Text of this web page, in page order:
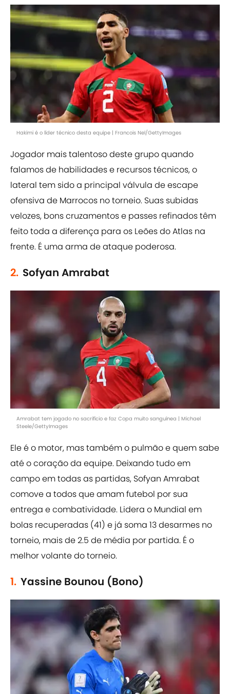
Hakimi é o líder técnico desta equipe | Francois Nel/GettyImages
Jogador mais talentoso deste grupo quando
falamos de habilidades e recursos técnicos, o
lateral tem sido a principal válvula de escape
ofensiva de Marrocos no torneio. Suas subidas
velozes, bons cruzamentos e passes refinados têm
feito toda a diferença para os Leões do Atlas na
frente. É uma arma de ataque poderosa.
2. Sofyan Amrabat
Amrabat tem jogado no sacrifício e faz Copa muito sanguínea | Michael
Steele/GettyImages
Ele é o motor, mas também o pulmão e quem sabe
até o coração da equipe. Deixando tudo em
campo em todas as partidas, Sofyan Amrabat
comove a todos que amam futebol por sua
entrega e combatividade. Lidera o Mundial em
bolas recuperadas (41) e já soma 13 desarmes no
torneio, mais de 2.5 de média por partida. É o
melhor volante do torneio.
1. Yassine Bounou (Bono)